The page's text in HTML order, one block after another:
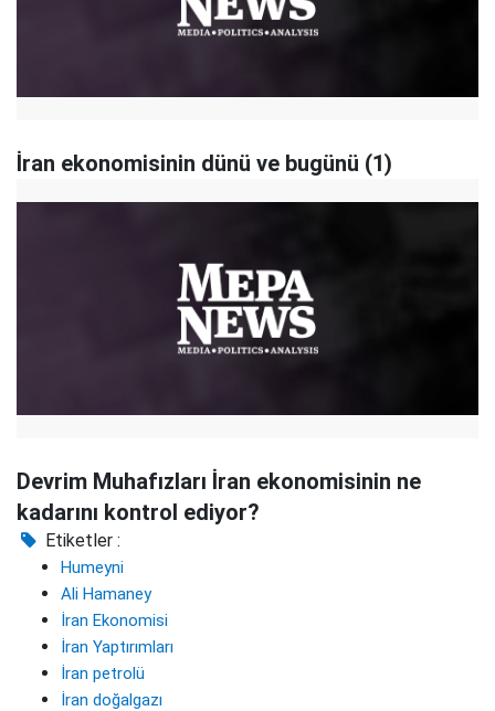
İran ekonomisinin dünü ve bugünü (1)
Devrim Muhafızları İran ekonomisinin ne
kadarını kontrol ediyor?
Etiketler :
Humeyni
Ali Hamaney
İran Ekonomisi
İran Yaptırımları
İran petrolü
İran doğalgazı